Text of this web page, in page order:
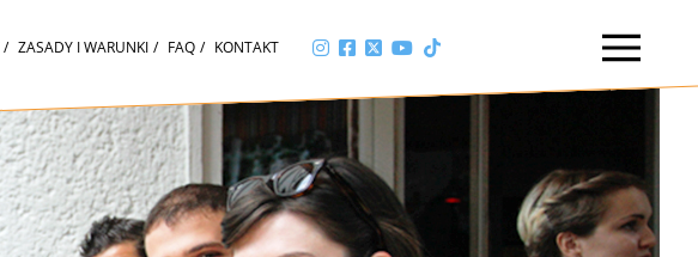
ZASADY I WARUNKI FAQ KONTAKT